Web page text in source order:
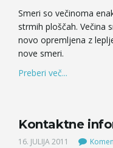
Smeri so večinoma
strmih ploščah. Večina
novo opremljena z
nove smeri.
Preberi več...
Kontaktne
16. JULIJA 2011